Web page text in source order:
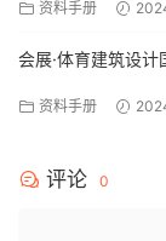
资料手册
会展·体育建筑设
资料手册
评论 0